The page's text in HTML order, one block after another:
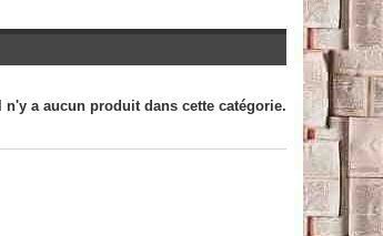
Il n'y a aucun produit dans cette catégorie.